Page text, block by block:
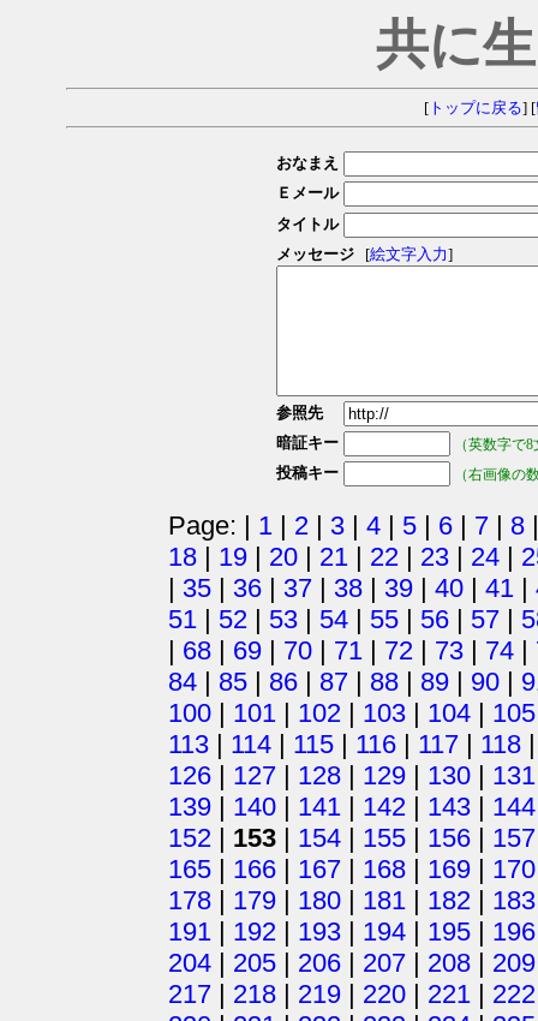
共に
[トップに戻る] [
おなまえ
Ｅメール
タイトル
メッセージ
[絵文字入力]
参照先
暗証キー
（英数字で
投稿キー （右画像の
Page: | 1 | 2 | 3 | 4 | 5 | 6 | 7 | 8
18 | 19 | 20 | 21 | 22 | 23 | 24 |
| 35 | 36 | 37 | 38 | 39 | 40 | 41 |
51 | 52 | 53 | 54 | 55 | 56 | 57 |
| 68 | 69 | 70 | 71 | 72 | 73 | 74 |
84 | 85 | 86 | 87 | 88 | 89 | 90 |
100 | 101 | 102 | 103 | 104 | 105
113 | 114 | 115 | 116 | 117 | 118
126 | 127 | 128 | 129 | 130 | 131
139 | 140 | 141 | 142 | 143 | 144
152 | 153 | 154 | 155 | 156 | 157
165 | 166 | 167 | 168 | 169 | 170
178 | 179 | 180 | 181 | 182 | 183
191 | 192 | 193 | 194 | 195 | 196
204 | 205 | 206 | 207 | 208 | 209
217 | 218 | 219 | 220 | 221 | 222